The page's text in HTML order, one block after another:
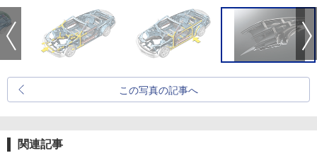
この写真の記事へ
関連記事